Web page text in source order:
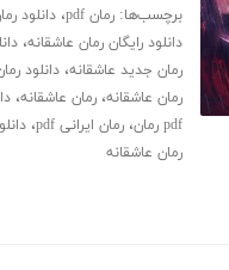
برچسب‌ها:رمان pdf ،دانلود
دانلود رایگان رمان عاشقانه،
رمان جدید عاشقانه،دانلود
رمان عاشقانه،رمان عاشقانه،
pdf رمان
،رمان ایرانی pdf ،
رمان عاشقانه